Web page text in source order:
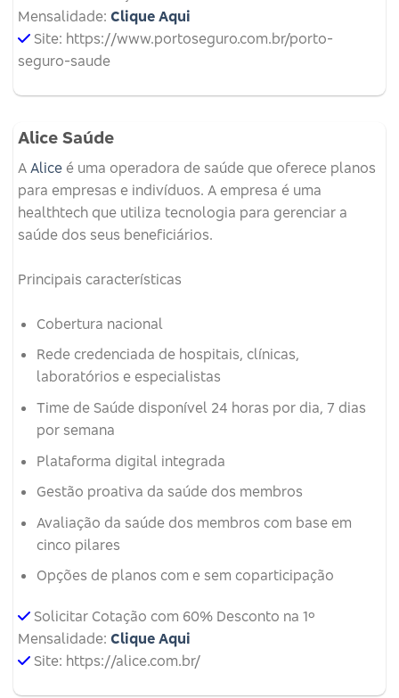
Mensalidade: Clique Aqui
Site: https://www.portoseguro.com.br/porto-
seguro-saude
Alice Saúde
A Alice é uma operadora de saúde que oferece planos
para empresas e indivíduos. A empresa é uma
healthtech que utiliza tecnologia para gerenciar a
saúde dos seus beneficiários.
Principais características
Cobertura nacional
Rede credenciada de hospitais, clínicas,
laboratórios e especialistas
Time de Saúde disponível 24 horas por dia, 7 dias
por semana
Plataforma digital integrada
Gestão proativa da saúde dos membros
Avaliação da saúde dos membros com base em
cinco pilares
Opções de planos com e sem coparticipação
Solicitar Cotação com 60% Desconto na 1º
Mensalidade: Clique Aqui
Site: https://alice.com.br/